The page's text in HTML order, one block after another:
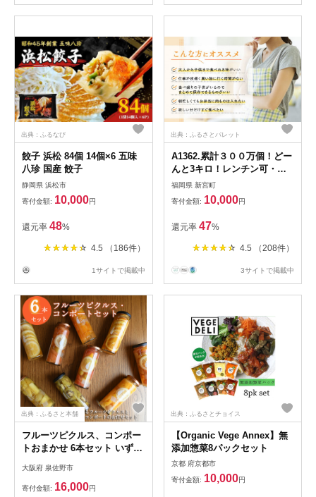
出典：ふるなび
餃子 浜松 84個 14個×6 五味
八珍 国産 餃子
静岡県 浜松市
寄付金額: 10,000円
還元率 48%
4.5 （186件）
1サイトで掲載中
出典：ふるさとパレット
A1362.累計３００万個！どー
んと3キロ！レンチン可・湯
煎可.ベストな４種ハンバーグ
セット【150g×20個】【訳あ
り】【北海道・沖縄・離島へ
配送不可】
福岡県 新宮町
寄付金額: 10,000円
還元率 47%
4.5 （208件）
3サイトで掲載中
出典：ふるさと本舗
フルーツピクルス、コンポー
トおまかせ 6本セット いずみ
大阪府 泉佐野市
寄付金額: 16,000円
出典：ふるさとチョイス
【Organic Vege Annex】無
添加惣菜8パックセット
京都 府京都市
寄付金額: 10,000円